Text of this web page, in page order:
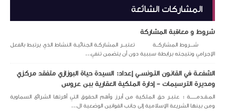
المشاركات الشائعة
شروط و معاقبة المشاركة
شـــروط المشاركــة تعتبــر المشاركـة الجنائيـة النشاط الذي يرتبط بالفعل
الإجرامي ونتيجته برابطة سببية دون أن يتضمن تنفي...
الشفعـة في القانـون التـونســي إعداد: السيدة حياة البوزازي متفقد مركزي
ومديرة الترسيمات – إدارة الملكية العقارية ببن عروس
المـقـدمــــــة : عتبـر حق الملكية من أبرز وأهم الحقوق التي أقرتها الشرائع السماوية
ومن بينها الشريعة الإسلامية إلى جانب القوانين الوضعية ال...